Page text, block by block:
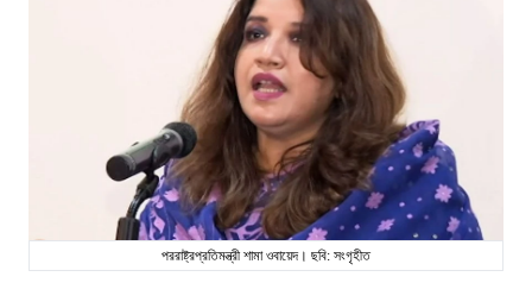
পররাষ্ট্রপ্রতিমন্ত্রী শামা ওবায়েদ। ছবি: সংগৃহীত